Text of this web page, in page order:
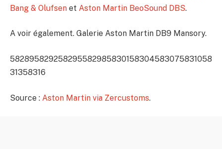
Bang & Olufsen et Aston Martin BeoSound DBS.
A voir également. Galerie Aston Martin DB9 Mansory.
582895829258295582985830158304583075831058
31358316
Source : Aston Martin via Zercustoms.